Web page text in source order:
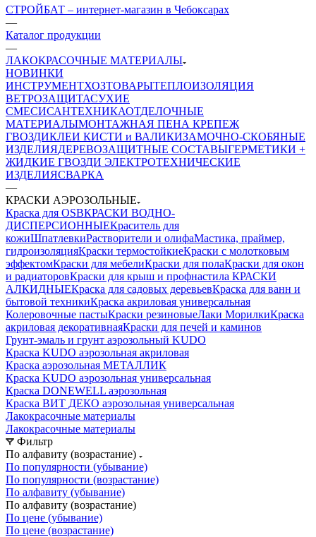
СТРОЙБАТ – интернет-магазин в Чебоксарах
—
Каталог продукции
—
ЛАКОКРАСОЧНЫЕ МАТЕРИАЛЫ
НОВИНКИ
ИНСТРУМЕНТХОЗТОВАРЫТЕПЛОИЗОЛЯЦИЯ
ВЕТРОЗАЩИТАСУХИЕ
СМЕСИСАНТЕХНИКАОТДЕЛОЧНЫЕ
МАТЕРИАЛЫМОНТАЖНАЯ ПЕНА КРЕПЕЖ
ГВОЗДИКЛЕИ КИСТИ и ВАЛИКИЗАМОЧНО-СКОБЯНЫЕ
ИЗДЕЛИЯДЕРЕВОЗАЩИТНЫЕ СОСТАВЫГЕРМЕТИКИ +
ЖИДКИЕ ГВОЗДИ ЭЛЕКТРОТЕХНИЧЕСКИЕ
ИЗДЕЛИЯСВАРКА
—
КРАСКИ АЭРОЗОЛЬНЫЕ
Краска для OSBКРАСКИ ВОДНО-
ДИСПЕРСИОННЫЕКраситель для
кожиШпатлевкиРастворители и олифаМастика, праймер,
гидроизоляцияКраски термостойкиеКраски с молотковым
эффектомКраски для мебелиКраски для полаКраски для окон
и радиаторовКраски для крыш и профнастила КРАСКИ
АЛКИДНЫЕКраска для садовых деревьевКраска для ванн и
бытовой техникиКраска акриловая универсальная
Колеровочные пастыКраски резиновыеЛаки МорилкиКраска
акриловая декоративнаяКраски для печей и каминов
Грунт-эмаль и грунт аэрозольный KUDO
Краска KUDO аэрозольная акриловая
Краска аэрозольная МЕТАЛЛИК
Краска KUDO аэрозольная универсальная
Краска DONEWELL аэрозольная
Краска ВИТ ДЕКО аэрозольная универсальная
Лакокрасочные материалы
Лакокрасочные материалы
Фильтр
По алфавиту (возрастание)
По популярности (убывание)
По популярности (возрастание)
По алфавиту (убывание)
По алфавиту (возрастание)
По цене (убывание)
По цене (возрастание)